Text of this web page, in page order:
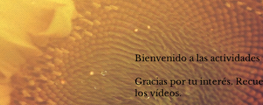
Bienvenido a las
Gracias por tu interés.
los vídeos.